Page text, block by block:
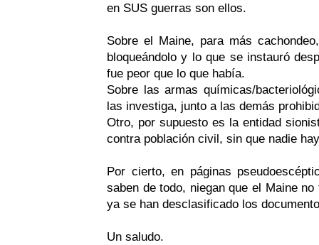
en SUS guerras son ellos.
Sobre el Maine, para más
bloqueándolo y lo que se instauró
fue peor que lo que había.
Sobre las armas químicas/
las investiga, junto a las demás
Otro, por supuesto es la entidad
contra población civil, sin que nadie
Por cierto, en páginas
saben de todo, niegan que el Maine
ya se han desclasificado los
Un saludo.